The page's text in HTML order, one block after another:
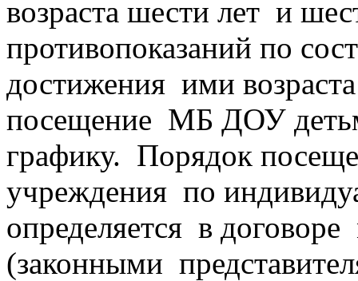
возраста шести лет и
противопоказаний по
достижения ими
посещение МБ ДОУ
графику. Порядок
учреждения по
определяется в
(законными